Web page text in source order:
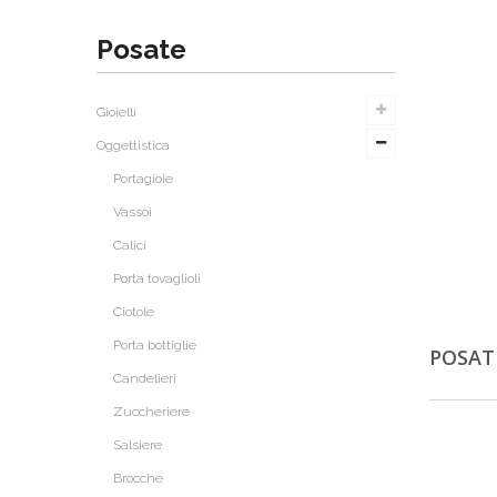
Posate
Gioielli
Oggettistica
Portagioie
Vassoi
Calici
Porta tovaglioli
Ciotole
Porta bottiglie
Candelieri
Zuccheriere
Salsiere
Brocche